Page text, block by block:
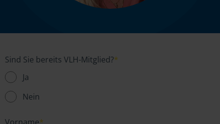
Sind Sie bereits VLH-Mitglied?*
Ja
Nein